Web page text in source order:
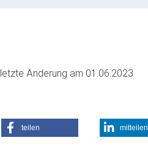
letzte Änderung am 01.06.2023
teilen mitteilen